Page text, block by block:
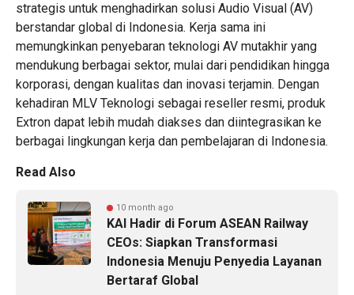
strategis untuk menghadirkan solusi Audio Visual (AV)
berstandar global di Indonesia. Kerja sama ini
memungkinkan penyebaran teknologi AV mutakhir yang
mendukung berbagai sektor, mulai dari pendidikan hingga
korporasi, dengan kualitas dan inovasi terjamin. Dengan
kehadiran MLV Teknologi sebagai reseller resmi, produk
Extron dapat lebih mudah diakses dan diintegrasikan ke
berbagai lingkungan kerja dan pembelajaran di Indonesia.
Read Also
10 month ago
KAI Hadir di Forum ASEAN Railway
CEOs: Siapkan Transformasi
Indonesia Menuju Penyedia Layanan
Bertaraf Global